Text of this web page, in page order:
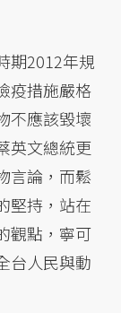
期2012年規
疫措施嚴格
不應該毀壞
英文總統更
言論，而鬆
堅持，站在
觀點，寧可
台人民與動